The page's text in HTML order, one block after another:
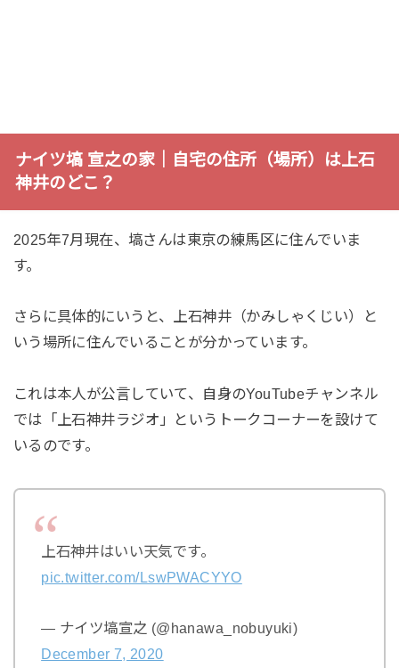
ナイツ塙 宣之の家｜自宅の住所（場所）は上石
神井のどこ？
2025年7月現在、塙さんは東京の練馬区に住んでいま
す。
さらに具体的にいうと、上石神井（かみしゃくじい）と
いう場所に住んでいることが分かっています。
これは本人が公言していて、自身のYouTubeチャンネル
では「上石神井ラジオ」というトークコーナーを設けて
いるのです。
上石神井はいい天気です。
pic.twitter.com/LswPWACYYO
— ナイツ塙宣之 (@hanawa_nobuyuki)
December 7, 2020